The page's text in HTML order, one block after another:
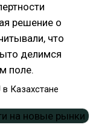
решение о
что
делимся
поле.
Казахстане